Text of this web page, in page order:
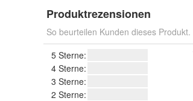
Produktrezensionen
So beurteilen Kunden dieses Produkt.
5 Sterne:
4 Sterne:
3 Sterne:
2 Sterne: